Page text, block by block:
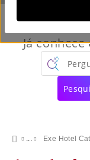
Já
Exe Hotel